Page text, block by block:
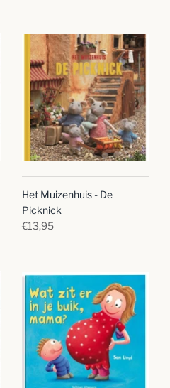
Het Muizenhuis - De
Picknick
€13,95